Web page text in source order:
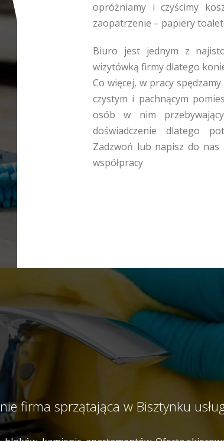
opróżniamy i czyścimy
zaopatrzenie – papiery
Biuro jest jednym z
wizytówką firmy dlatego
Co więcej, w pracy
czystym i pachnącym
osób w nim
doświadczenie dlatego
Zadzwoń lub napisz do nas
współpracy
firma sprzątająca w Bisztynku